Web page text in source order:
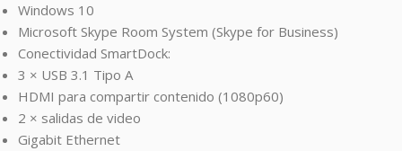
Windows 10
Microsoft Skype Room System (Skype for Business)
Conectividad SmartDock:
3 × USB 3.1 Tipo A
HDMI para compartir contenido (1080p60)
2 × salidas de video
Gigabit Ethernet